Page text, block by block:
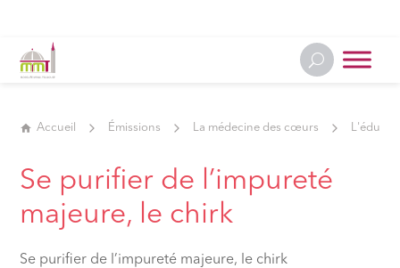
Accueil Émissions La médecine des cœurs
Se purifier de l’impureté
majeure, le chirk
Se purifier de l’impureté majeure, le chirk